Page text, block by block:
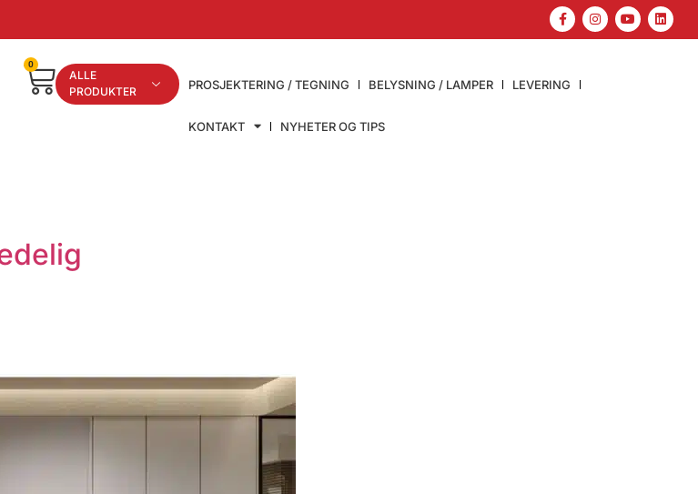
ALLE
PRODUKTER
PROSJEKTERING / TEGNING BELYSNING / LAMPER LEVERING
KONTAKT NYHETER OG TIPS
0